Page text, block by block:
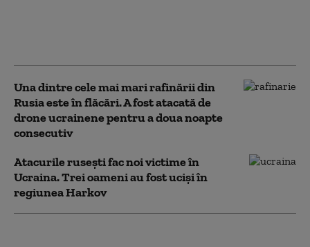
Una dintre cele mai mari rafinării din
Rusia este în flăcări. A fost atacată de
drone ucrainene pentru a doua noapte
consecutiv
Atacurile rusești fac noi victime în
Ucraina. Trei oameni au fost uciși în
regiunea Harkov